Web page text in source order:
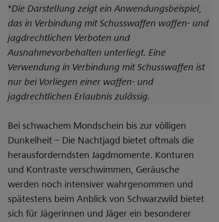
*Die Darstellung zeigt ein Anwendungsbeispiel,
das in Verbindung mit Schusswaffen waffen- und
jagdrechtlichen Verboten und
Ausnahmevorbehalten unterliegt. Eine
Verwendung in Verbindung mit Schusswaffen ist
nur bei Vorliegen einer waffen- und
jagdrechtlichen Erlaubnis zulässig.
Bei schwachem Mondschein bis zur völligen
Dunkelheit – Die Nachtjagd bietet oftmals die
herausforderndsten Jagdmomente. Konturen
und Kontraste verschwimmen, Geräusche
werden noch intensiver wahrgenommen und
spätestens beim Anblick von Schwarzwild bietet
sich für Jägerinnen und Jäger ein besonderer